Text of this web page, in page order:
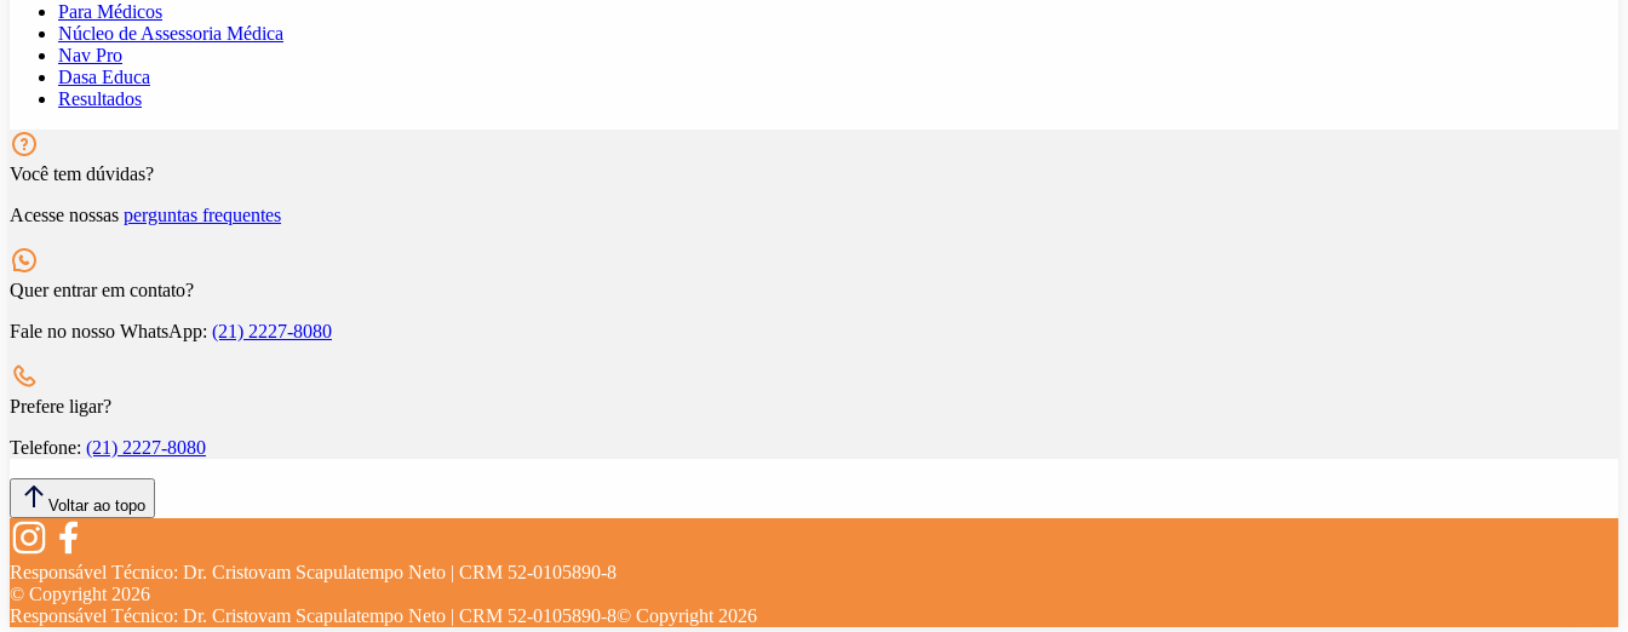
Para Médicos
Núcleo de Assessoria Médica
Nav Pro
Dasa Educa
Resultados
Você tem dúvidas?
Acesse nossas perguntas frequentes
Quer entrar em contato?
Fale no nosso WhatsApp: (21) 2227-8080
Prefere ligar?
Telefone: (21) 2227-8080
Voltar ao topo
Responsável Técnico: Dr. Cristovam Scapulatempo Neto | CRM 52-0105890-8
© Copyright 2026
Responsável Técnico: Dr. Cristovam Scapulatempo Neto | CRM 52-0105890-8© Copyright 2026